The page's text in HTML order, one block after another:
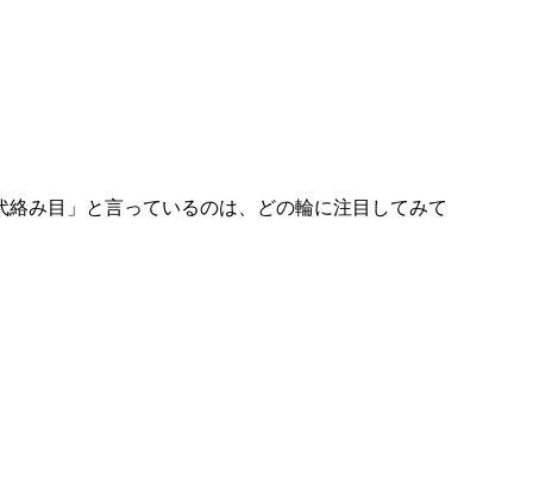
み目」と言っているのは、どの輪に注目してみて